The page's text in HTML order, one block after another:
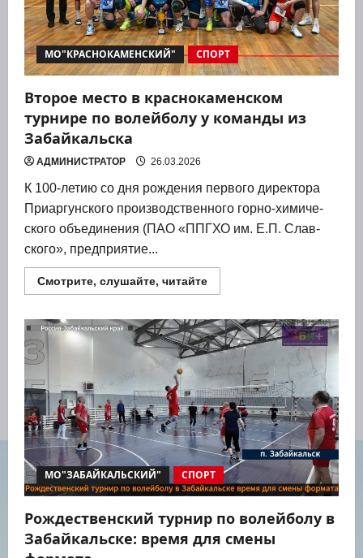
МО"КРАСНОКАМЕНСКИЙ" СПОРТ
Второе место в краснокаменском
турнире по волейболу у команды из
Забайкальска
АДМИНИСТРАТОР 26.03.2026
К 100-летию со дня рож­де­ния пер­во­го дирек­то­ра
При­ар­гун­ско­го про­из­вод­ствен­но­го гор­но-хими­че­
ско­го объ­еди­не­ния (ПАО «ППГХО им. Е.П. Слав­
ско­го», пред­при­я­тие...
Смотрите, слушайте, читайтеПрочитать
больше
место
в
краснокаменском
турнире
по
волейболу
у
команды
из
Забайкальска
МО"ЗАБАЙКАЛЬСКИЙ" СПОРТ
Рождественский турнир по волейболу в
Забайкальске: время для смены